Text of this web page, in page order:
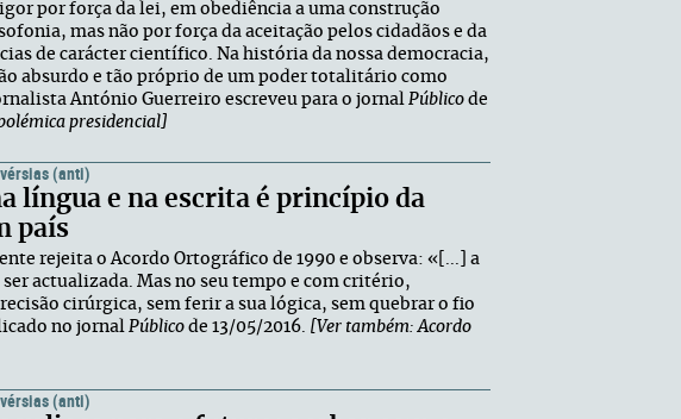
por força da lei, em obediência a uma construção
mas não por força da aceitação pelos cidadãos e da
de carácter científico. Na história da nossa democracia,
absurdo e tão próprio de um poder totalitário como
António Guerreiro escreveu para o jornal Público de
presidencial]
(anti)
língua e na escrita é princípio da
país
rejeita o Acordo Ortográfico de 1990 e observa: «[...] a
actualizada. Mas no seu tempo e com critério,
cirúrgica, sem ferir a sua lógica, sem quebrar o fio
no jornal Público de 13/05/2016. [Ver também: Acordo
(anti)